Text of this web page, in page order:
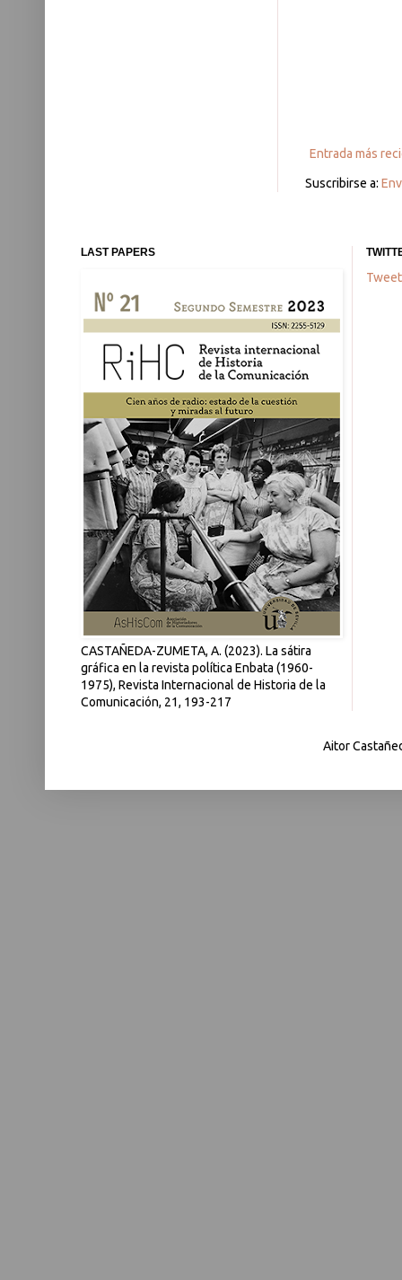
Entrada más
Suscribirse a:
LAST PAPERS
CASTAÑEDA-ZUMETA, A. (2023). La sátira
gráfica en la revista política Enbata (1960-
1975), Revista Internacional de Historia de la
Comunicación, 21, 193-217
Aitor